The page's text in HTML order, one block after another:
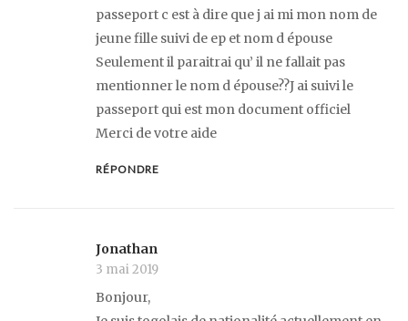
passeport c est à dire que j ai mi mon nom de
jeune fille suivi de ep et nom d épouse
Seulement il paraitrai qu’ il ne fallait pas
mentionner le nom d épouse??J ai suivi le
passeport qui est mon document officiel
Merci de votre aide
RÉPONDRE
Jonathan
3 mai 2019
Bonjour,